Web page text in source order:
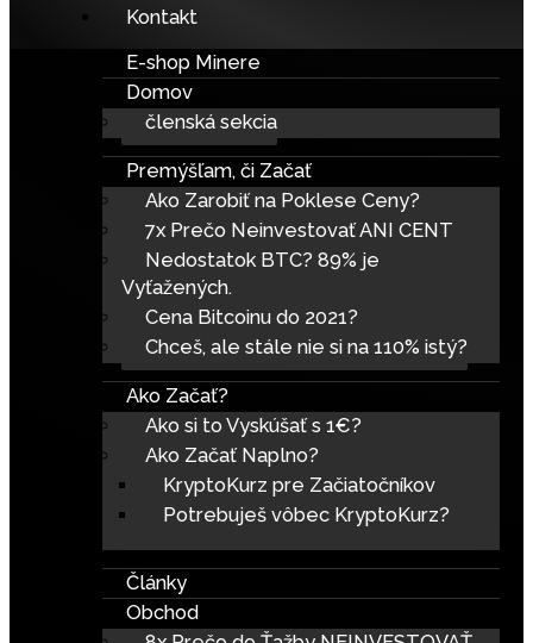
Kontakt
E-shop Minere
Domov
členská sekcia
Premýšľam, či Začať
Ako Zarobiť na Poklese Ceny?
7x Prečo Neinvestovať ANI CENT
Nedostatok BTC? 89% je
Vyťažených.
Cena Bitcoinu do 2021?
Chceš, ale stále nie si na 110% istý?
Ako Začať?
Ako si to Vyskúšať s 1€?
Ako Začať Naplno?
KryptoKurz pre Začiatočníkov
Potrebuješ vôbec KryptoKurz?
Články
Obchod